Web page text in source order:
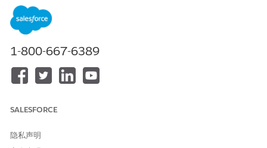
要打开提供商参与合规性：
户参与设置。
打开提供商参与合规功能
1-800-667-6389
SALESFORCE
隐私声明